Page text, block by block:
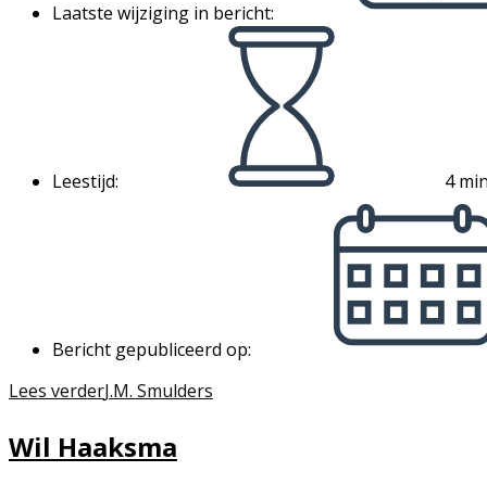
Laatste wijziging in bericht:
Leestijd: 4
Bericht gepubliceerd op:
Lees verderJ.M. Smulders
Wil Haaksma